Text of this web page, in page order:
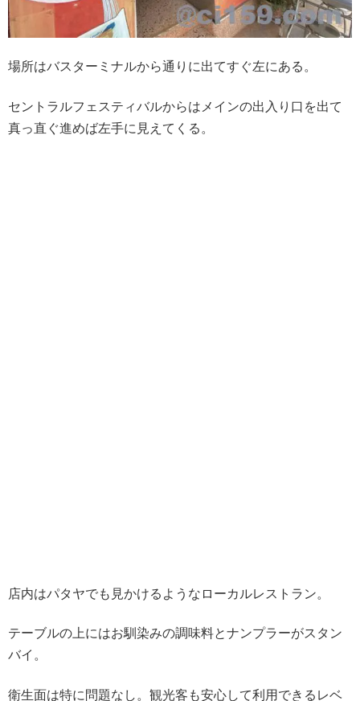
場所はバスターミナルから通りに出てすぐ左にある。
セントラルフェスティバルからはメインの出入り口を出て
真っ直ぐ進めば左手に見えてくる。
店内はパタヤでも見かけるようなローカルレストラン。
テーブルの上にはお馴染みの調味料とナンプラーがスタン
バイ。
衛生面は特に問題なし。観光客も安心して利用できるレベ